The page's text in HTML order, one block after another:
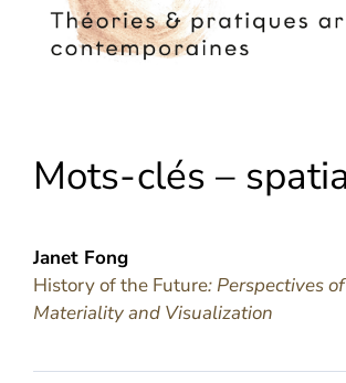
Mots-clés –
Janet Fong
History of the Future: Perspectives
Materiality and Visualization